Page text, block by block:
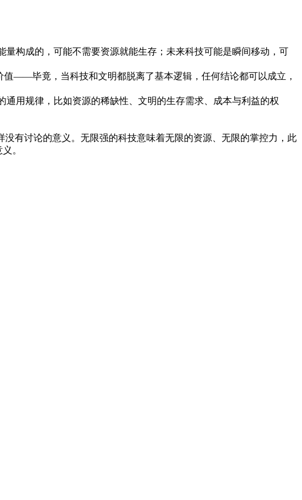
构成的，可能不需要资源就能生存；未来科技可能是瞬间移动，可
——毕竟，当科技和文明都脱离了基本逻辑，任何结论都可以成立，
用规律，比如资源的稀缺性、文明的生存需求、成本与利益的权
有讨论的意义。无限强的科技意味着无限的资源、无限的掌控力，此
。